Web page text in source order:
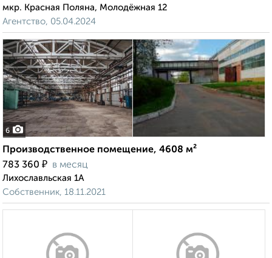
мкр. Красная Поляна, Молодёжная 12
Агентство, 05.04.2024
6
Производственное помещение, 4608 м²
783 360 ₽ в месяц
Лихославльская 1А
Собственник, 18.11.2021